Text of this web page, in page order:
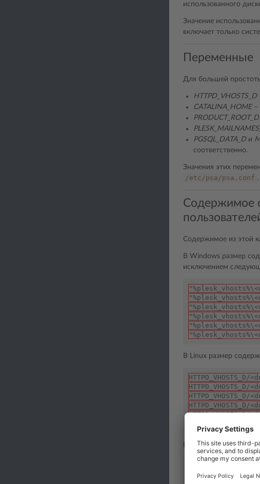
использованного
Значение
включает только
Переменные
Для большей
HTTPD_VHOSTS_D
CATALINA_HOME–
PRODUCT_ROOT_D
PGSQL_DATA_Dи
соответственно.
Значения этих
/etc/psa/psa.conf .
Содержимое
Содержимое из этой
В Windows размер
исключением
В Linux размер
HTTPD_VHOSTS_D/
HTTPD_VHOSTS_D/
HTTPD_VHOSTS_D/
В Windows размер